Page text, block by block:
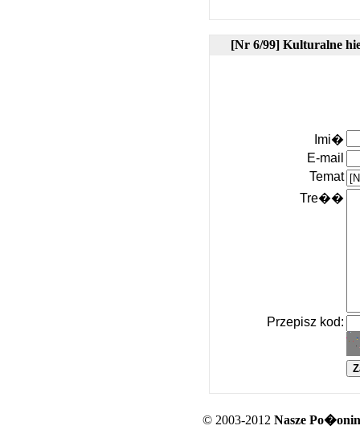
[Nr 6/99] Kulturalne
Imi�
E-mail
Temat
Tre��
Przepisz kod:
© 2003-2012 Nasze